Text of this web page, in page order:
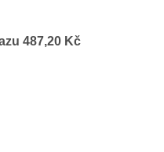
487,20 Kč